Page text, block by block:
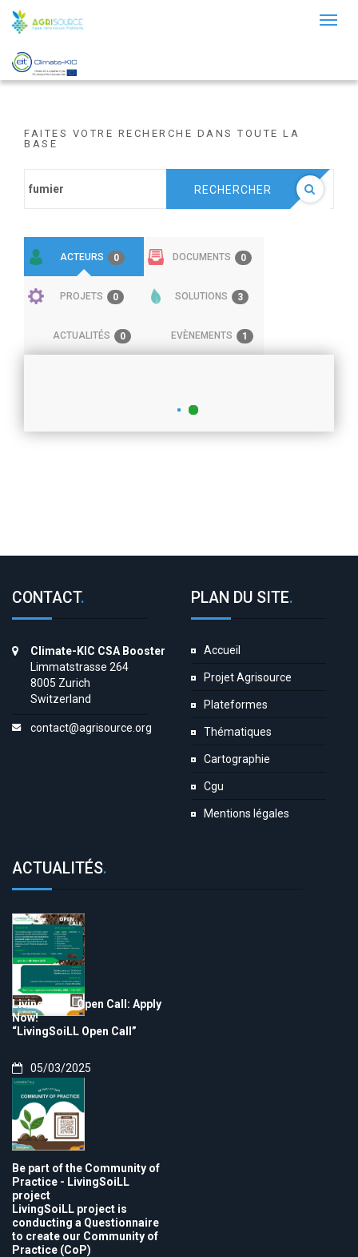
FAITES VOTRE RECHERCHE DANS TOUTE LA
BASE
RECHERCHER
ACTEURS 0 DOCUMENTS 0
PROJETS 0 SOLUTIONS 3
ACTUALITÉS 0 EVÈNEMENTS 1
CONTACT.
Climate-KIC CSA Booster
Limmatstrasse 264
8005 Zurich
Switzerland
contact@agrisource.org
PLAN DU SITE.
Accueil
Projet Agrisource
Plateformes
Thématiques
Cartographie
Cgu
Mentions légales
ACTUALITÉS.
LivingSoiLL Open Call: Apply
Now!
“LivingSoiLL Open Call”
05/03/2025
Be part of the Community of
Practice - LivingSoiLL
project
LivingSoiLL project is
conducting a Questionnaire
to create our Community of
Practice (CoP)